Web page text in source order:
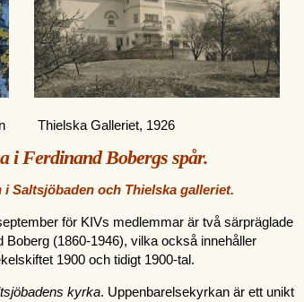
Thielska Galleriet, 1926
i Ferdinand Bobergs spår.
Saltsjöbaden och Thielska galleriet.
för KIVs medlemmar är två särpräglade
Boberg (1860-1946), vilka också innehåller
1900 och tidigt 1900-tal.
kyrka. Uppenbarelsekyrkan är ett unikt